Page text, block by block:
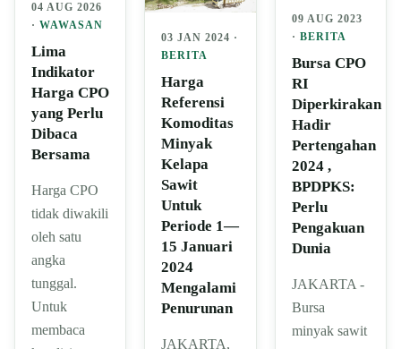
04 AUG 2026
· WAWASAN
Lima
Indikator
Harga CPO
yang Perlu
Dibaca
Bersama
Harga CPO
tidak diwakili
oleh satu
angka
tunggal.
Untuk
membaca
03 JAN 2024 ·
BERITA
Harga
Referensi
Komoditas
Minyak
Kelapa
Sawit
Untuk
Periode 1—
15 Januari
2024
Mengalami
Penurunan
JAKARTA,
09 AUG 2023
· BERITA
Bursa CPO
RI
Diperkirakan
Hadir
Pertengahan
2024 ,
BPDPKS:
Perlu
Pengakuan
Dunia
JAKARTA -
Bursa
minyak sawit